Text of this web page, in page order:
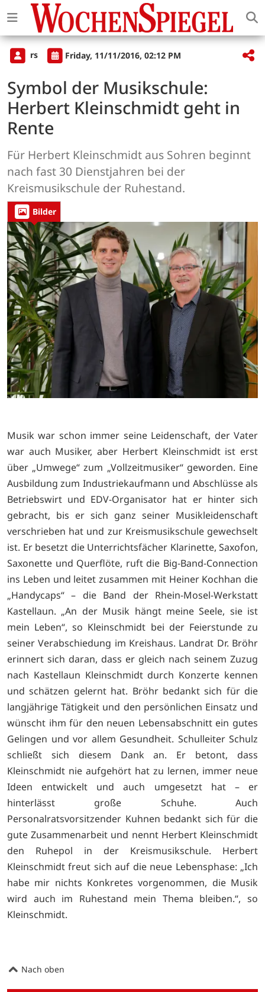
rs Friday, 11/11/2016, 02:12 PM
Symbol der Musikschule:
Herbert Kleinschmidt geht in
Rente
Für Herbert Kleinschmidt aus Sohren beginnt
nach fast 30 Dienstjahren bei der
Kreismusikschule der Ruhestand.
Bilder
Musik war schon immer seine Leidenschaft, der Vater
war auch Musiker, aber Herbert Kleinschmidt ist erst
über „Umwege“ zum „Vollzeitmusiker“ geworden. Eine
Ausbildung zum Industriekaufmann und Abschlüsse als
Betriebswirt und EDV-Organisator hat er hinter sich
gebracht, bis er sich ganz seiner Musikleidenschaft
verschrieben hat und zur Kreismusikschule gewechselt
ist. Er besetzt die Unterrichtsfächer Klarinette, Saxofon,
Saxonette und Querflöte, ruft die Big-Band-Connection
ins Leben und leitet zusammen mit Heiner Kochhan die
„Handycaps“ – die Band der Rhein-Mosel-Werkstatt
Kastellaun. „An der Musik hängt meine Seele, sie ist
mein Leben“, so Kleinschmidt bei der Feierstunde zu
seiner Verabschiedung im Kreishaus. Landrat Dr. Bröhr
erinnert sich daran, dass er gleich nach seinem Zuzug
nach Kastellaun Kleinschmidt durch Konzerte kennen
und schätzen gelernt hat. Bröhr bedankt sich für die
langjährige Tätigkeit und den persönlichen Einsatz und
wünscht ihm für den neuen Lebensabschnitt ein gutes
Gelingen und vor allem Gesundheit. Schulleiter Schulz
schließt sich diesem Dank an. Er betont, dass
Kleinschmidt nie aufgehört hat zu lernen, immer neue
Ideen entwickelt und auch umgesetzt hat – er
hinterlässt große Schuhe. Auch
Personalratsvorsitzender Kuhnen bedankt sich für die
gute Zusammenarbeit und nennt Herbert Kleinschmidt
den Ruhepol in der Kreismusikschule. Herbert
Kleinschmidt freut sich auf die neue Lebensphase: „Ich
habe mir nichts Konkretes vorgenommen, die Musik
wird auch im Ruhestand mein Thema bleiben.“, so
Kleinschmidt.
Nach oben